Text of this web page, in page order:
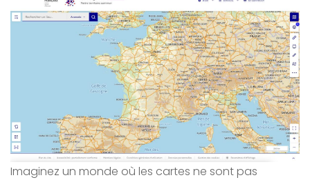
Imaginez un monde où les cartes ne sont pas